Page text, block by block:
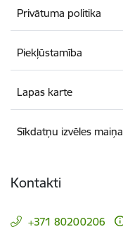
Privātuma politika
Piekļūstamība
Lapas karte
Sīkdatņu izvēles maiņa
Kontakti
+371 80200206